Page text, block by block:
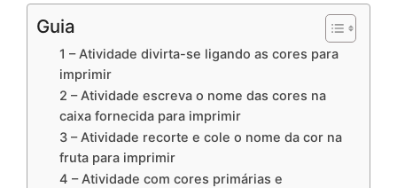
Guia
1 – Atividade divirta-se ligando as cores para
imprimir
2 – Atividade escreva o nome das cores na
caixa fornecida para imprimir
3 – Atividade recorte e cole o nome da cor na
fruta para imprimir
4 – Atividade com cores primárias e